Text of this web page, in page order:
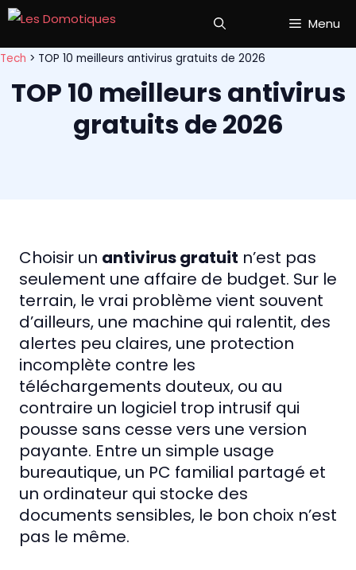
Aller
contenu
Menu
Tech > TOP 10 meilleurs antivirus gratuits de 2026
TOP 10 meilleurs antivirus
gratuits de 2026
Choisir un antivirus gratuit n’est pas
seulement une affaire de budget. Sur le
terrain, le vrai problème vient souvent
d’ailleurs, une machine qui ralentit, des
alertes peu claires, une protection
incomplète contre les
téléchargements douteux, ou au
contraire un logiciel trop intrusif qui
pousse sans cesse vers une version
payante. Entre un simple usage
bureautique, un PC familial partagé et
un ordinateur qui stocke des
documents sensibles, le bon choix n’est
pas le même.